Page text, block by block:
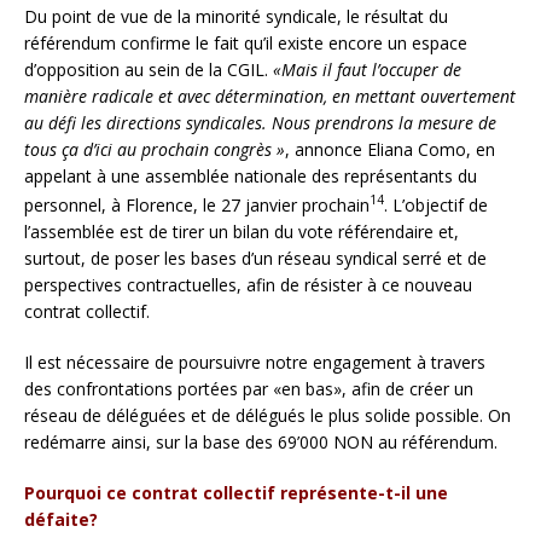
Du point de vue de la minorité syndicale, le résultat du
référendum confirme le fait qu’il existe encore un espace
d’opposition au sein de la CGIL. «Mais il faut l’occuper de
manière radicale et avec détermination, en mettant ouvertement
au défi les directions syndicales. Nous prendrons la mesure de
tous ça d’ici au prochain congrès », annonce Eliana Como, en
appelant à une assemblée nationale des représentants du
personnel, à Florence, le 27 janvier prochain14. L’objectif de
l’assemblée est de tirer un bilan du vote référendaire et,
surtout, de poser les bases d’un réseau syndical serré et de
perspectives contractuelles, afin de résister à ce nouveau
contrat collectif.
Il est nécessaire de poursuivre notre engagement à travers
des confrontations portées par «en bas», afin de créer un
réseau de déléguées et de délégués le plus solide possible. On
redémarre ainsi, sur la base des 69’000 NON au référendum.
Pourquoi ce contrat collectif représente-t-il une
défaite?